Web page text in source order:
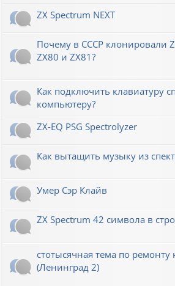
ZX Spectrum NEXT
Почему в СССР клонировали
ZX80 и ZX81?
Как подключить клавиатуру
компьютеру?
ZX-EQ PSG Spectrolyzer
Как вытащить музыку из
Умер Сэр Клайв
ZX Spectrum 42 символа в
стотысячная тема по ремонту
(Ленинград 2)